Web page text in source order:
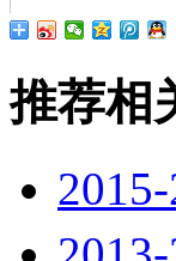
推荐相